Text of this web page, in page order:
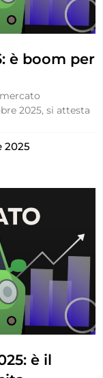
è boom per
2025, si attesta
2025
è il